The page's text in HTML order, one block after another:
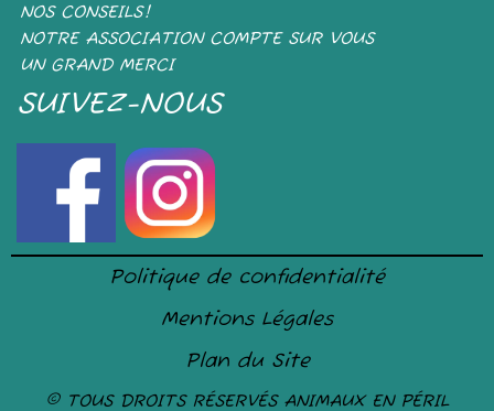
NOS CONSEILS!
NOTRE ASSOCIATION COMPTE SUR VOUS
UN GRAND MERCI
SUIVEZ-NOUS
Politique de confidentialité
Mentions Légales
Plan du Site
© TOUS DROITS RÉSERVÉS ANIMAUX EN PÉRIL